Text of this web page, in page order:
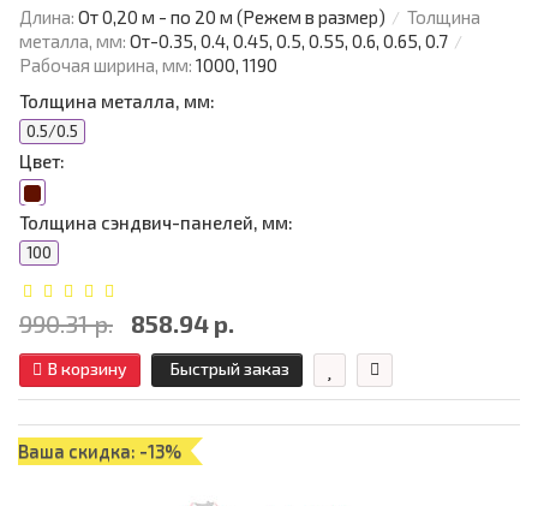
Длина: От 0,20 м - по 20 м (Режем в размер)
Толщина
металла, мм: От-0.35, 0.4, 0.45, 0.5, 0.55, 0.6, 0.65, 0.7
Рабочая ширина, мм: 1000, 1190
Толщина металла, мм:
0.5/0.5
Цвет:
Толщина сэндвич-панелей, мм:
100
990.31 р. 858.94 р.
В корзину Быстрый заказ
Ваша скидка: -13%